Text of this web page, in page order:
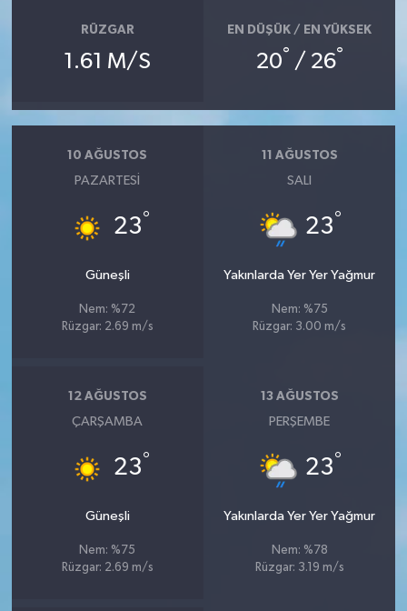
RÜZGAR
1.61 M/S
EN DÜŞÜK / EN YÜKSEK
20° / 26°
10 AĞUSTOS
PAZARTESI
23°
Güneşli
Nem: %72
Rüzgar: 2.69 m/s
11 AĞUSTOS
SALI
23°
Yakınlarda Yer Yer Yağmur
Nem: %75
Rüzgar: 3.00 m/s
12 AĞUSTOS
ÇARŞAMBA
23°
Güneşli
Nem: %75
Rüzgar: 2.69 m/s
13 AĞUSTOS
PERŞEMBE
23°
Yakınlarda Yer Yer Yağmur
Nem: %78
Rüzgar: 3.19 m/s